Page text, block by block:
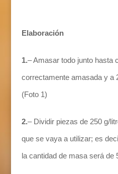
Elaboración
1.– Amasar todo junto hasta
correctamente amasada y a
(Foto 1)
2.– Dividir piezas de 250 g/
que se vaya a utilizar; es
la cantidad de masa será de